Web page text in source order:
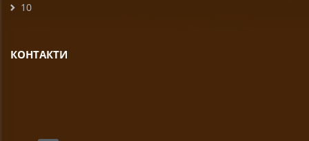
10
КОНТАКТИ